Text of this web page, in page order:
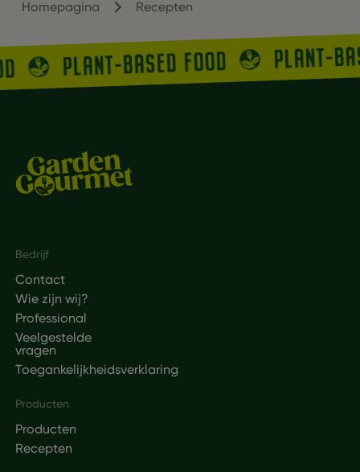
Homepagina Recepten
PLANT-BASED FOOD PLANT-
Footer
Bedrijf
Contact
Wie zijn wij?
Professional
Veelgestelde
vragen
Toegankelijkheidsverklaring
Producten
Producten
Recepten